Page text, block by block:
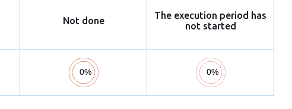
Not done
The execution period has
not started